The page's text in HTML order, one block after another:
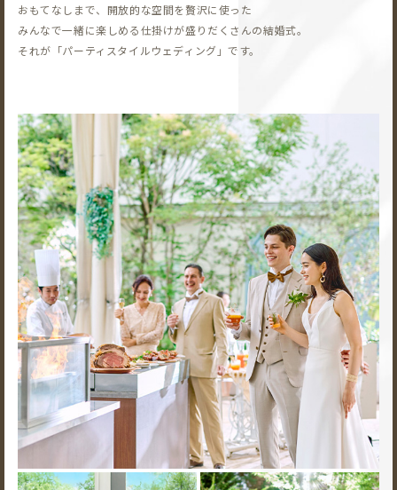
おもてなしまで、開放的な空間を贅沢に使った
みんなで一緒に楽しめる仕掛けが盛りだくさんの結婚式。
それが「パーティスタイルウェディング」です。